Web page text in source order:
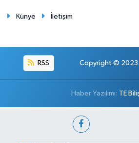
Künye İletişim
RSS Copyright © 2023.
Haber Yazılımı: TE